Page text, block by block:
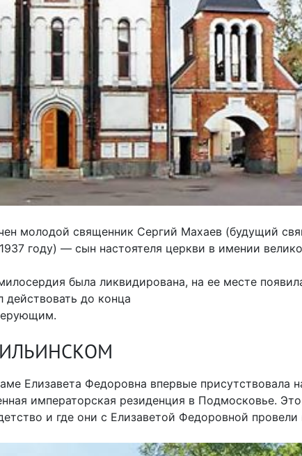
молодой священник Сергий Махаев (будущий
году) — сын настоятеля церкви в имении
была ликвидирована, на ее месте
до конца
Елизавета Федоровна впервые присутствовала
императорская резиденция в Подмосковье.
и где они с Елизаветой Федоровной